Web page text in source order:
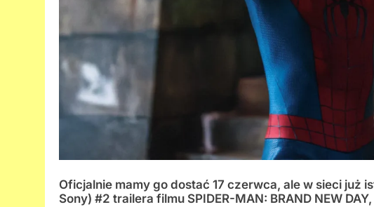
Oficjalnie mamy go dostać 17 czerwca, ale w sieci już
Sony) #2 trailera filmu SPIDER-MAN: BRAND NEW